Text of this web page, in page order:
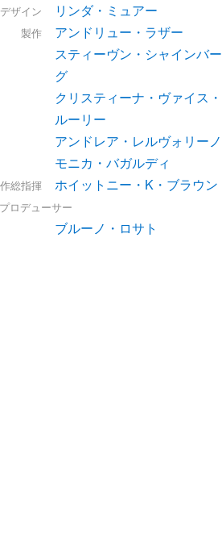
ザイン リンダ・ミュアー
製作
アンドリュー・ラザー
スティーヴン・シャインバー
グ
クリスティーナ・ヴァイス・
ルーリー
アンドレア・レルヴォリーノ
モニカ・バガルディ
総指揮 ホイットニー・K・ブラウン
ロデューサー
ブルーノ・ロサト